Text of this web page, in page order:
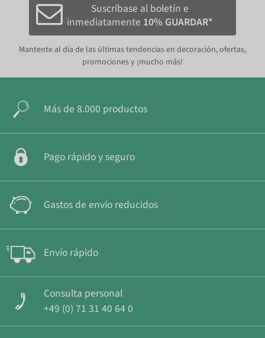
Suscríbase al boletín e
inmediatamente 10% GUARDAR*
Mantente al día de las últimas tendencias en decoración, ofertas,
promociones y ¡mucho más!
Más de 8.000 productos
Pago rápido y seguro
Gastos de envío reducidos
Envío rápido
Consulta personal
+49 (0) 71 31 40 64 0